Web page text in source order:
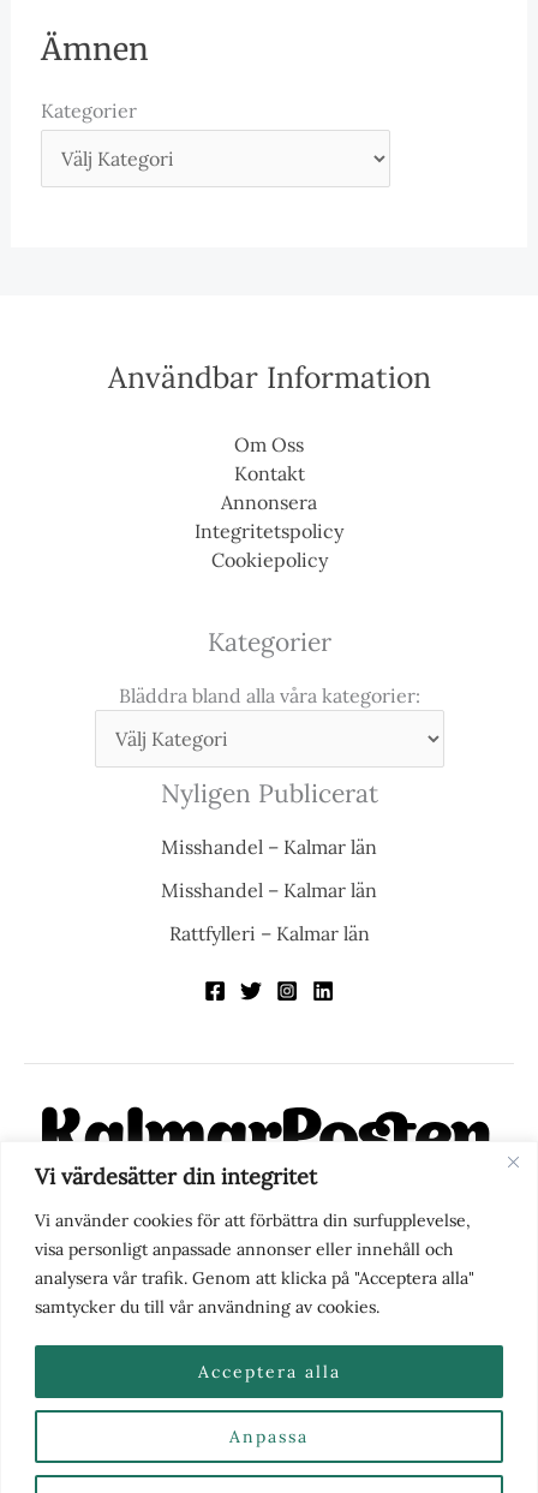
Vi värdesätter din integritet
Vi använder cookies för att förbättra din surfupplevelse,
visa personligt anpassade annonser eller innehåll och
analysera vår trafik. Genom att klicka på "Acceptera alla"
samtycker du till vår användning av cookies.
Anpassa
Acceptera alla
Ämnen
Kategorier
Användbar Information
Om Oss
Kontakt
Annonsera
Integritetspolicy
Cookiepolicy
Kategorier
Bläddra bland alla våra kategorier:
Nyligen Publicerat
Misshandel – Kalmar län
Misshandel – Kalmar län
Rattfylleri – Kalmar län
KalmarPosten är en modern lokalnyhetstidning på nätet. Med
fokus på Kalmarregionen, men också med blick för det större
perspektivet, vill vi vara din självklara kanal för nyheter,
berättelser och engagemang. KalmarPosten grundades 1988 och
fick nya ägare 2025.
Nyhetstips eller frågor?Kontakta oss
2026 | Kalmarposten.se |Se alla Kategorier & Ämnen